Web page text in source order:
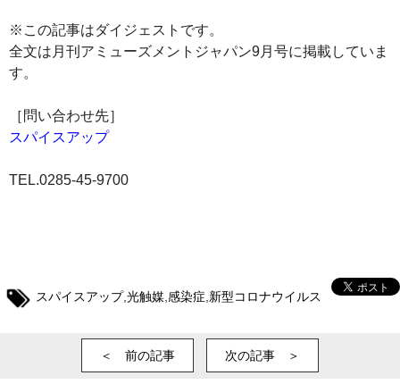
※この記事はダイジェストです。
全文は月刊アミューズメントジャパン9月号に掲載していま
す。
［問い合わせ先］
スパイスアップ
TEL.0285-45-9700
スパイスアップ,光触媒 感染症 新型コロナウイルス
＜ 前の記事 次の記事 ＞